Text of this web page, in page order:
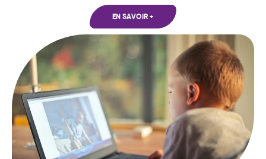
EN SAVOIR +